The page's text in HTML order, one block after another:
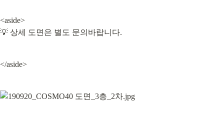
<aside>
💡 상세 도면은 별도 문의바랍니다.
</aside>